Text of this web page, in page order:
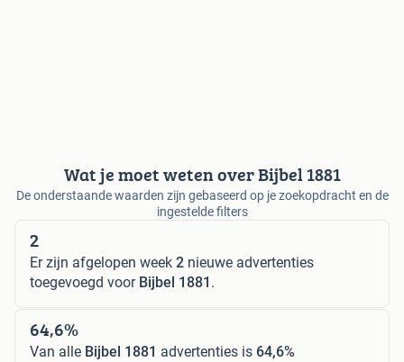
Wat je moet weten over Bijbel 1881
De onderstaande waarden zijn gebaseerd op je zoekopdracht en de
ingestelde filters
2
Er zijn afgelopen week 2 nieuwe advertenties
toegevoegd voor Bijbel 1881 .
64,6%
Van alle Bijbel 1881 advertenties is 64,6%